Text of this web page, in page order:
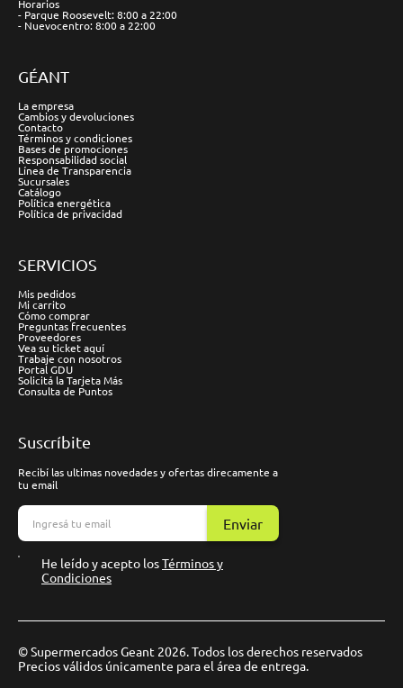
Horarios
- Parque Roosevelt: 8:00 a 22:00
- Nuevocentro: 8:00 a 22:00
GÉANT
La empresa
Cambios y devoluciones
Contacto
Términos y condiciones
Bases de promociones
Responsabilidad social
Línea de Transparencia
Sucursales
Catálogo
Política energética
Política de privacidad
SERVICIOS
Mis pedidos
Mi carrito
Cómo comprar
Preguntas frecuentes
Proveedores
Vea su ticket aquí
Trabaje con nosotros
Portal GDU
Solicitá la Tarjeta Más
Consulta de Puntos
Suscríbite
Recibí las ultimas novedades y ofertas direcamente a
tu email
Enviar
He leído y acepto losTérminos y
Condiciones
© Supermercados Geant 2026. Todos los derechos reservados
Precios válidos únicamente para el área de entrega.